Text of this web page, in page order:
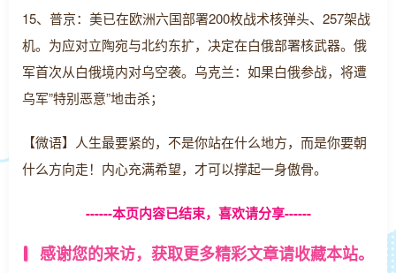
15、普京：美已在欧洲六国部署200枚战术核弹头、257架战
机。为应对立陶宛与北约东扩，决定在白俄部署核武器。俄
军首次从白俄境内对乌空袭。乌克兰：如果白俄参战，将遭
乌军”特别恶意”地击杀；
【微语】人生最要紧的，不是你站在什么地方，而是你要朝
什么方向走！内心充满希望，才可以撑起一身傲骨。
------本页内容已结束，喜欢请分享------
感谢您的来访，获取更多精彩文章请收藏本站。